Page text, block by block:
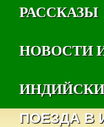
РАССКАЗЫ
НОВОСТИ
ПОЕЗДА В